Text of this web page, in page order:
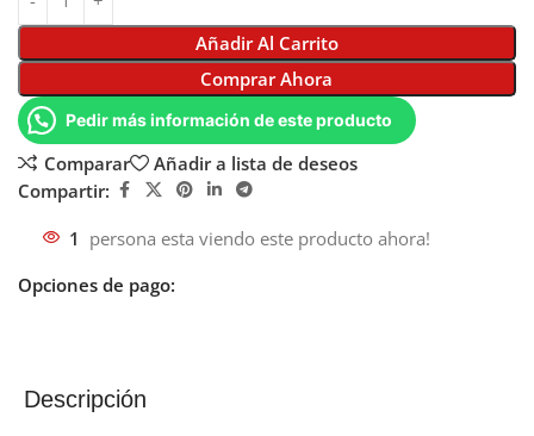
Añadir Al Carrito
Comprar Ahora
Pedir más información de este producto
Comparar
Añadir a lista de deseos
Compartir:
1 persona esta viendo este producto ahora!
Opciones de pago:
Descripción